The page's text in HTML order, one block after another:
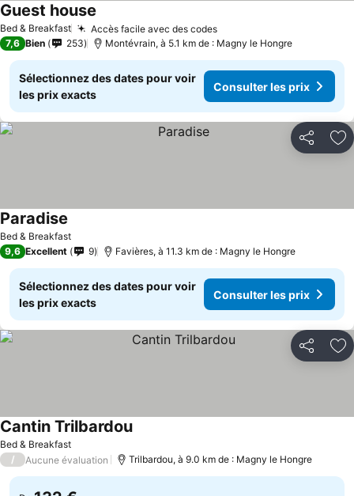
Bed & Breakfast Accès facile avec des codes
Guest house
7,6 Bien 253 Montévrain, à 5.1 km de : Magny le Hongre
Sélectionnez des dates pour voir
les prix exacts
Consulter les prix
Partager
Bed & Breakfast
Paradise
9,6 Excellent 9 Favières, à 11.3 km de : Magny le Hongre
Sélectionnez des dates pour voir
les prix exacts
Consulter les prix
Partager
Bed & Breakfast
Cantin Trilbardou
/ Aucune évaluation Trilbardou, à 9.0 km de : Magny le Hongre